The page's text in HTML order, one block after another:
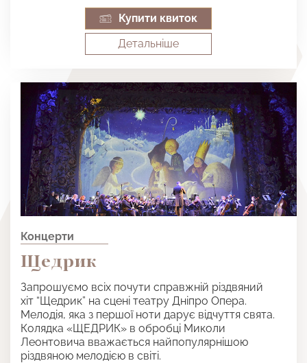
Купити квиток
Детальнiше
Концерти
Щедрик
Запрошуємо всіх почути справжній різдвяний
хіт “Щедрик” на сцені театру Дніпро Опера.
Мелодія, яка з першої ноти дарує відчуття свята.
Колядка «ЩЕДРИК» в обробці Миколи
Леонтовича вважається найпопулярнішою
різдвяною мелодією в світі.